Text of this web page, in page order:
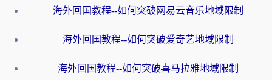
海外回国教程--如何突破网易云音乐地域限制
海外回国教程--如何突破爱奇艺地域限制
海外回国教程--如何突破喜马拉雅地域限制